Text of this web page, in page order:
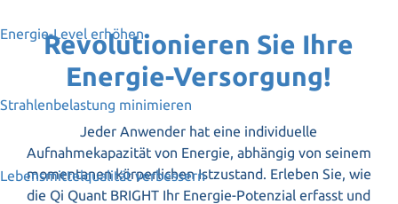
Energie-Level erhöhen
Strahlenbelastung minimieren
Lebensmittelqualität verbessern
Revolutionieren Sie Ihre
Energie-Versorgung!
Jeder Anwender hat eine individuelle
Aufnahmekapazität von Energie, abhängig von seinem
momentanen körperlichen Istzustand. Erleben Sie, wie
die Qi Quant BRIGHT Ihr Energie-Potenzial erfasst und